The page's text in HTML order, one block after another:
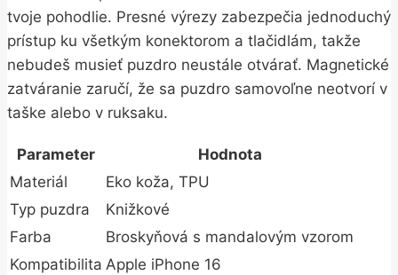
tvoje pohodlie. Presné výrezy zabezpečia jednoduchý
prístup ku všetkým konektorom a tlačidlám, takže
nebudeš musieť puzdro neustále otvárať. Magnetické
zatváranie zaručí, že sa puzdro samovoľne neotvorí v
taške alebo v ruksaku.
Parameter
Hodnota
Materiál
Eko koža, TPU
Typ puzdra
Knižkové
Farba
Broskyňová s mandalovým vzorom
Kompatibilita Apple iPhone 16